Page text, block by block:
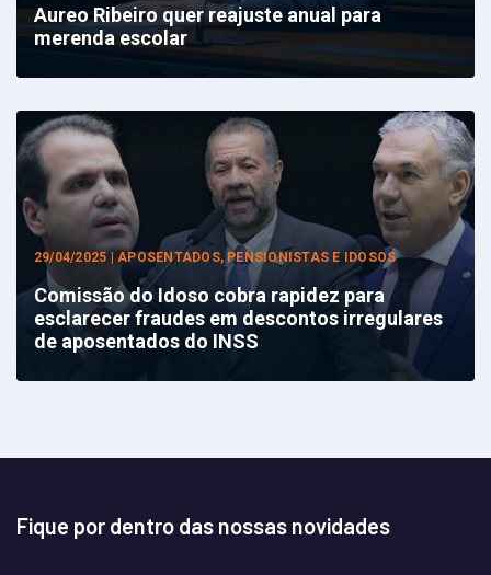
Aureo Ribeiro quer reajuste anual para
merenda escolar
29/04/2025 | APOSENTADOS, PENSIONISTAS E IDOSOS
Comissão do Idoso cobra rapidez para
esclarecer fraudes em descontos irregulares
de aposentados do INSS
Fique por dentro das nossas novidades